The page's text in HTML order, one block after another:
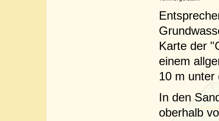
Karte der
einem
10 m unter
In den
oberhalb